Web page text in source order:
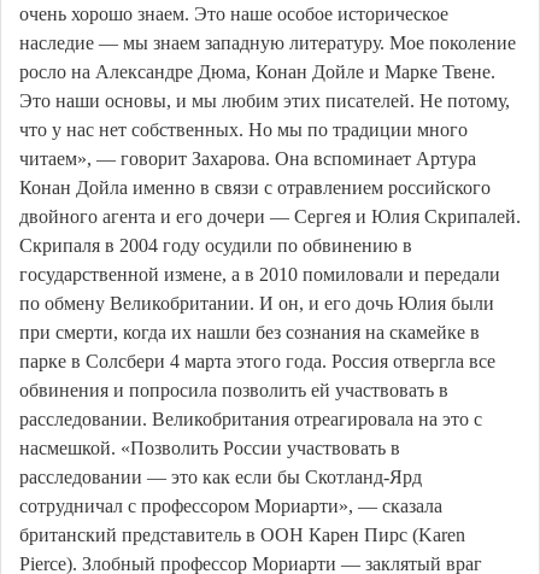
очень хорошо знаем. Это наше особое историческое
наследие — мы знаем западную литературу. Мое поколение
росло на Александре Дюма, Конан Дойле и Марке Твене.
Это наши основы, и мы любим этих писателей. Не потому,
что у нас нет собственных. Но мы по традиции много
читаем», — говорит Захарова. Она вспоминает Артура
Конан Дойла именно в связи с отравлением российского
двойного агента и его дочери — Сергея и Юлия Скрипалей.
Скрипаля в 2004 году осудили по обвинению в
государственной измене, а в 2010 помиловали и передали
по обмену Великобритании. И он, и его дочь Юлия были
при смерти, когда их нашли без сознания на скамейке в
парке в Солсбери 4 марта этого года. Россия отвергла все
обвинения и попросила позволить ей участвовать в
расследовании. Великобритания отреагировала на это с
насмешкой. «Позволить России участвовать в
расследовании — это как если бы Скотланд-Ярд
сотрудничал с профессором Мориарти», — сказала
британский представитель в ООН Карен Пирс (Karen
Pierce). Злобный профессор Мориарти — заклятый враг